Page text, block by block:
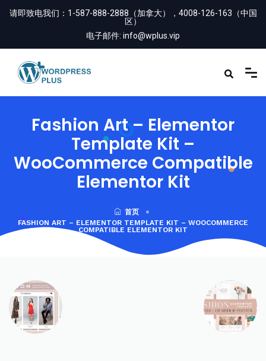
请即致电我们： 1-587-888-2888（加拿大），4008-126-163（中国
区）
电子邮件: info@wplus.vip
Fashion Art – Elementor
Template Kit –
WooCommerce Compatible
Elementor Kit
首页
FASHION ART – ELEMENTOR TEMPLATE KIT – WOOCOMMERCE
COMPATIBLE ELEMENTOR KIT